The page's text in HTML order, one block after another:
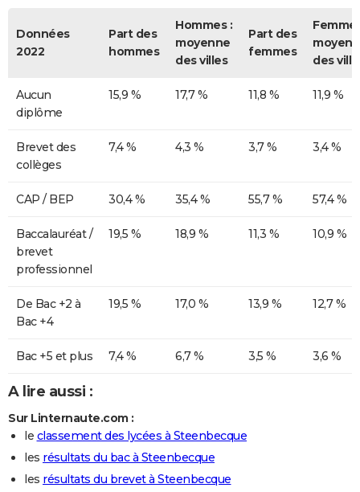
Données
2022
Part des
hommes
Hommes :
moyenne
des villes
Part des
femmes
des
Aucun
diplôme
15,9 % 17,7 % 11,8 % 11,9 %
Brevet des
collèges
7,4 % 4,3 % 3,7 % 3,4 %
CAP / BEP 30,4 % 35,4 % 55,7 % 57,4 %
Baccalauréat /
brevet
professionnel
19,5 % 18,9 % 11,3 % 10,9 %
De Bac +2 à
Bac +4
19,5 % 17,0 % 13,9 % 12,7 %
Bac +5 et plus 7,4 % 6,7 % 3,5 % 3,6 %
A lire aussi :
Sur Linternaute.com :
le classement des lycées à Steenbecque
les résultats du bac à Steenbecque
les résultats du brevet à Steenbecque